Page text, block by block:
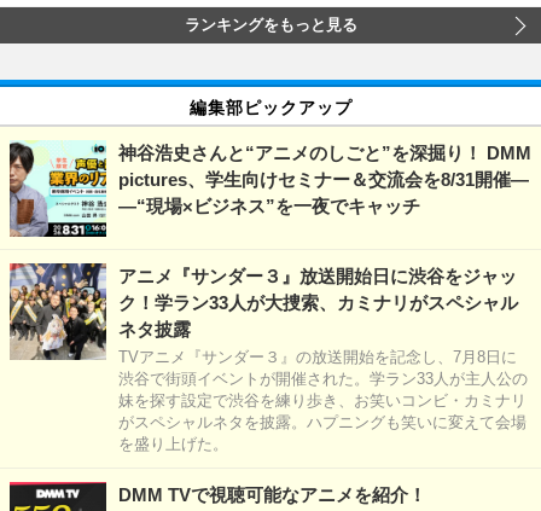
ランキングをもっと見る
編集部ピックアップ
神谷浩史さんと“アニメのしごと”を深掘り！ DMM
pictures、学生向けセミナー＆交流会を8/31開催―
―“現場×ビジネス”を一夜でキャッチ
アニメ『サンダー３』放送開始日に渋谷をジャッ
ク！学ラン33人が大捜索、カミナリがスペシャル
ネタ披露
TVアニメ『サンダー３』の放送開始を記念し、7月8日に
渋谷で街頭イベントが開催された。学ラン33人が主人公の
妹を探す設定で渋谷を練り歩き、お笑いコンビ・カミナリ
がスペシャルネタを披露。ハプニングも笑いに変えて会場
を盛り上げた。
DMM TVで視聴可能なアニメを紹介！